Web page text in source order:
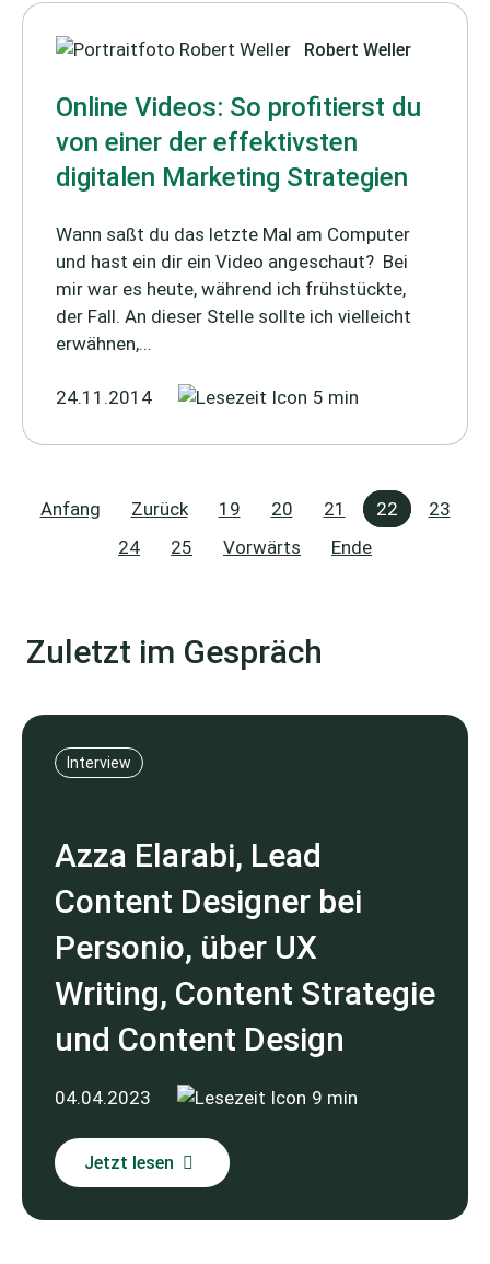
Robert Weller
Online Videos: So profitierst du
von einer der effektivsten
digitalen Marketing Strategien
Wann saßt du das letzte Mal am Computer
und hast ein dir ein Video angeschaut? Bei
mir war es heute, während ich frühstückte,
der Fall. An dieser Stelle sollte ich vielleicht
erwähnen,...
24.11.2014 5 min
Anfang Zurück 19 20 21 22
23
24
25 Vorwärts Ende
Zuletzt im Gespräch
Interview
Azza Elarabi, Lead
Content Designer bei
Personio, über UX
Writing, Content Strategie
und Content Design
04.04.2023 9 min
Jetzt lesen